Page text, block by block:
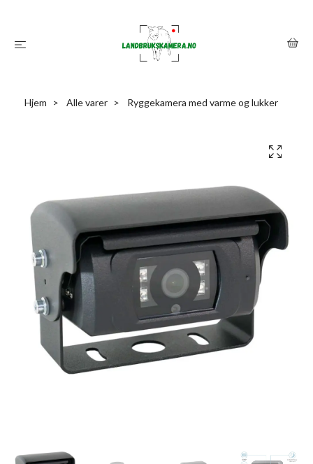
Hjem Alle varer Ryggekamera med varme og lukker